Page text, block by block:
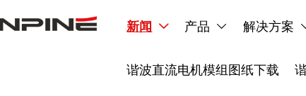
新闻  产品  解决方案
谐波直流电机模组图纸下载